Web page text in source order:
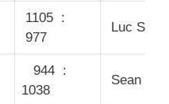
1105 :
977
Luc
944 :
1038
Sean Till